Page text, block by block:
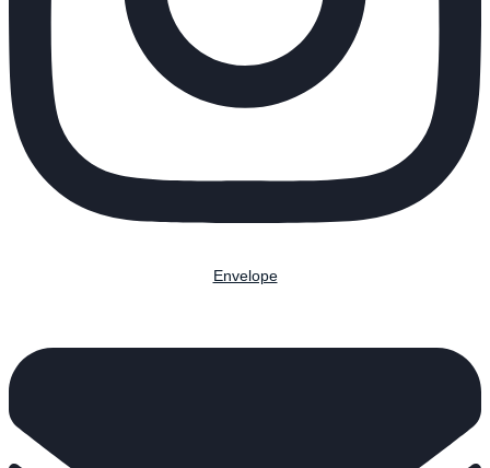
Envelope